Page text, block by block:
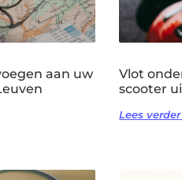
aan uw
Vlot
scooter
Lees